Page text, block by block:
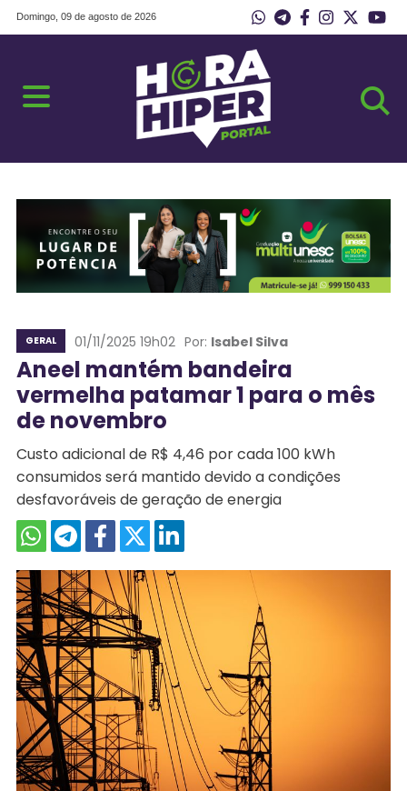
Domingo, 09 de agosto de 2026
GERAL 01/11/2025 19h02 Por: Isabel Silva
Aneel mantém bandeira
vermelha patamar 1 para o mês
de novembro
Custo adicional de R$ 4,46 por cada 100 kWh
consumidos será mantido devido a condições
desfavoráveis de geração de energia